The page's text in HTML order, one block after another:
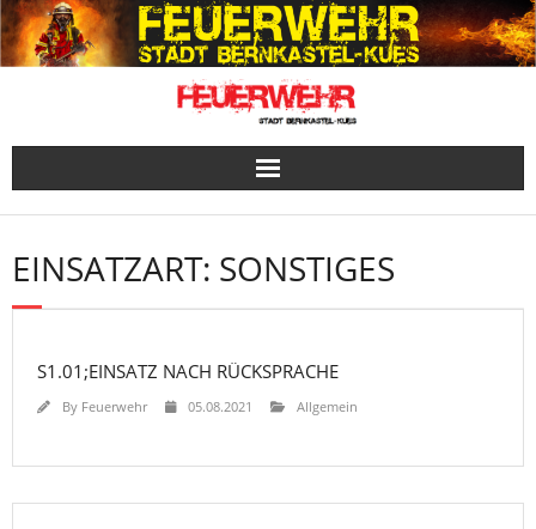
Skip
to
content
EINSATZART: SONSTIGES
S1.01;EINSATZ NACH RÜCKSPRACHE
By Feuerwehr 05.08.2021 Allgemein